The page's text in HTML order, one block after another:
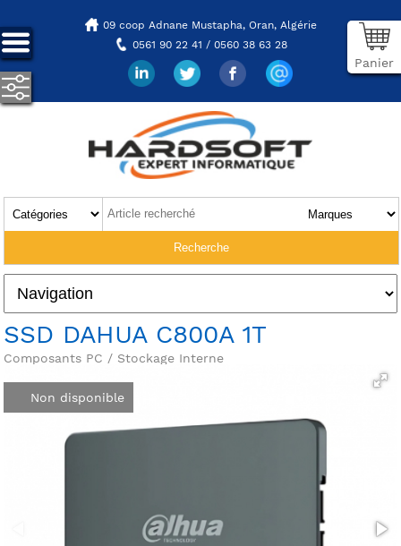
09 coop Adnane Mustapha, Oran, Algérie
0561 90 22 41 / 0560 38 63 28
Panier
SSD DAHUA C800A 1T
Composants PC / Stockage Interne
Non disponible